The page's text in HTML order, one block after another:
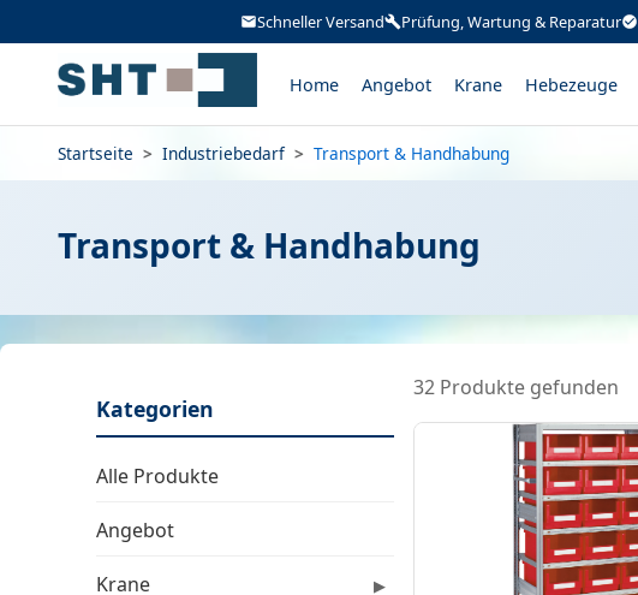
Schneller Versand Prüfung, Wartung & Reparatur
Home Angebot Krane Hebezeuge
Startseite > Industriebedarf > Transport & Handhabung
Transport & Handhabung
Kategorien
Alle Produkte
Angebot
Krane ▶
32 Produkte gefunden